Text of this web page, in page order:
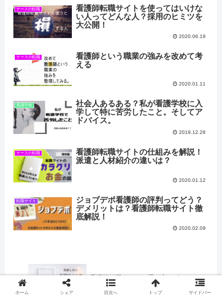
ナースの転職
看護師転職サイトを使ってはいけな
い人ってどんな人？採用のヒミツを
大公開！
2020.06.19
ナースの転職
看護師という職業の強みを改めて考
える
2020.01.11
看護学校
社会人あるある？私が看護学校に入
学して特に苦労したこと。そしてア
ドバイス。
2019.12.28
ナースの転職
看護師転職サイトの仕組みを解説！
派遣と人材紹介の違いは？
2020.01.12
転職サイト
ジョブデポ看護師の評判ってどう？
デメリットは？看護師転職サイト徹
底解説！
2020.02.09
看護師転職サイトの選び方のポイントは
たった２つ！どこを見て決めたらいい？
ホーム シェア 目次へ トップ サイドバー